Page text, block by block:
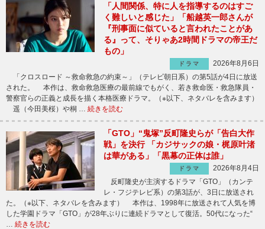
「人間関係、特に人を指導するのはすご
く難しいと感じた」「船越英一郎さんが
『刑事面に似ていると言われたことがあ
る』って、そりゃあ2時間ドラマの帝王だ
もの」
ドラマ
2026年8月6日
「クロスロード ～救命救急の約束～」（テレビ朝日系）の第5話が4日に放送
された。 本作は、救命救急医療の最前線でもがく、若き救命医・救急隊員・
警察官らの正義と成長を描く本格医療ドラマ。（※以下、ネタバレを含みます）
遥（今田美桜）や桐 … 続きを読む
「GTO」“鬼塚”反町隆史らが「告白大作
戦」を決行 「カジサックの娘・梶原叶渚
は華がある」「黒幕の正体は誰」
ドラマ
2026年8月4日
反町隆史が主演するドラマ「GTO」（カンテ
レ・フジテレビ系）の第3話が、3日に放送され
た。（※以下、ネタバレを含みます） 本作は、1998年に放送されて人気を博
した学園ドラマ「GTO」が28年ぶりに連続ドラマとして復活。50代になった“
続きを読む